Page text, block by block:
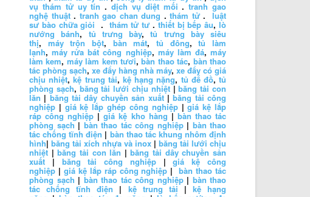
vụ thám tử uy tín .dịch vụ diệt mối .tranh gao
nghệ thuật. tranh gao chan dung . thám tử. luật
sư bào chữa giỏi . thám tử tư .thiết bị bếp âu,lò
nướng bánh, tủ trưng bày,tủ trưng bày siêu
thị, máy trộn bột, bàn mát,tủ đông,tủ làm
lạnh,máy rửa bát công nghiệp, máy làm đá,máy
làm kem,máy làm kem tươi,bàn thao tác, bàn thao
tác phòng sạch, xe đẩy hàng nhà máy, xe đẩy có giá
chịu nhiệt,kệ trung tải, kệ hạng nặng, tủ để đồ,tủ
phòng sạch,băng tải lưới chịu nhiệt|băng tải con
lăn |băng tải dây chuyền sản xuất|băng tải công
nghiệp |giá kệ lắp ghép công nghiệp|giá kệ lắp
ráp công nghiệp |giá kệ kho hàng | bàn thao tác
phòng sạch| bàn thao tác công nghiệp| bàn thao
tác chống tĩnh điện | bàn thao tác khung nhôm định
hình| băng tải xích nhựa và inox | băng tải lưới chịu
nhiệt |băng tải con lăn |băng tải dây chuyền sản
xuất | băng tải công nghiệp|giá kệ công
nghiệp | giá kệ lắp ráp công nghiệp |bàn thao tác
phòng sạch | bàn thao tác công nghiệp| bàn thao
tác chống tĩnh điện | kệ trung tải| kệ hạng